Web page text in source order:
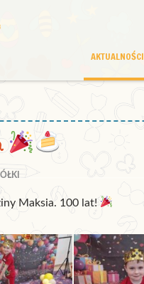
AKTUALNOŚCI
Maksia. 100 lat!